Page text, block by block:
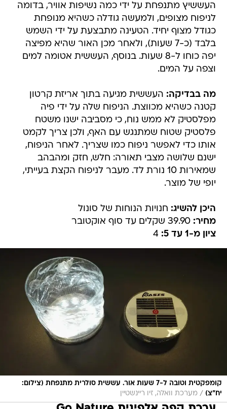
העששיץ מתנפחת על ידי כמה נשיפות אוויר, בדומה
לניפוח מצופים, ולמעשה גודלה כשהיא מנופחת
כגודל מצוף יחיד. הטעינה מתבצעת על ידי השמש
בלבד (כ-7 שעות), ולאחר מכן האור שהיא מפיצה
יפה כוחו ל-8 שעות. בנוסף, העששית אטומה למים
וצפה על המים.
מה בבדיקה: העששית מגיעה בתוך אריזת קרטון
קטנה כשהיא מכווצת. הניפוח שלה על ידי פיה
מפלסטיק לא ממש נוח, כי מסביבה ישנו משטח
פלסטיק שטוח שמתנגש עם האף, ולכן צריך לקמט
אותו כדי לאפשר ניפוח כמו שצריך. לאחר הניפוח,
ישנם שלושה מצבי תאורה: חלש, חזק ומהבהב
שמאירות 10 נורת לד. מעבר לניפוח הקצת בעייתי,
יופי של מוצר.
היכן להשיג: חנויות הנוחות של סונול
מחיר: 39.90 שקלים עד סוף אוקטובר
ציון מ-1 עד 5:
קומפקטית וטובה ל-7 שעות אור. עששית סולרית מתנפחת (צילום:
יח"צ) / מערכת וואלה, זיו ריינשטיין